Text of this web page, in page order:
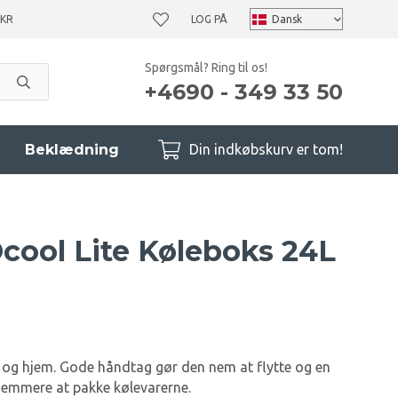
LOG PÅ
Spørgsmål? Ring til os!
+4690 - 349 33 50
Beklædning Din indkøbskurv er tom!
Lite Køleboks 24L
hjem. Gode håndtag gør den nem at flytte og en
at pakke kølevarerne.